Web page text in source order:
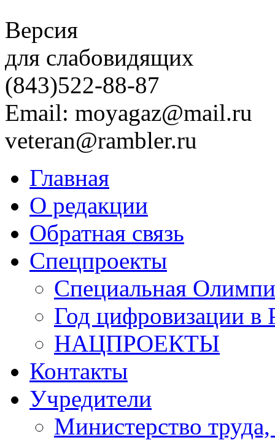
Версия
для слабовидящих
(843)522-88-87
Email: moyagaz@mail.ru
veteran@rambler.ru
Главная
О редакции
Обратная связь
Спецпроекты
Специальная
Год цифровизации в
НАЦПРОЕКТЫ
Контакты
Учредители
Министерство